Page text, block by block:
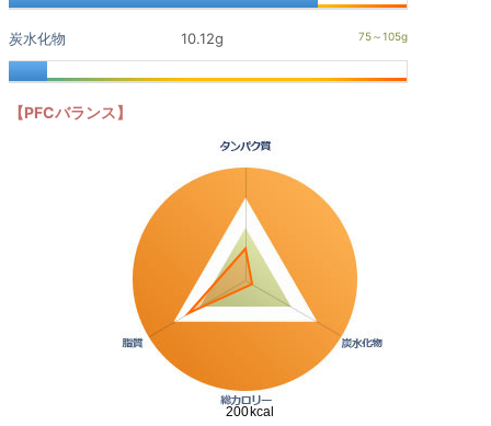
炭水化物 10.12g
【PFCバランス】